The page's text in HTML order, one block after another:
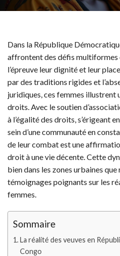
Dans la République
affrontent des défis multiformes
l’épreuve leur dignité et leur
par des traditions rigides et
juridiques, ces femmes illustrent
droits. Avec le soutien
à l’égalité des droits, s’érigeant
sein d’une communauté en
de leur combat est une
droit à une vie décente. Cette
bien dans les zones urbaines que
témoignages poignants sur les
femmes.
Sommaire
La réalité des veuves en
Congo